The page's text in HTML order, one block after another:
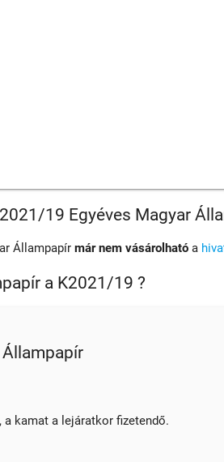
19 Egyéves Magyar
Állampapírmár nem vásárolható a
a K2021/19 ?
Állampapír
a kamat a lejáratkor fizetendő.